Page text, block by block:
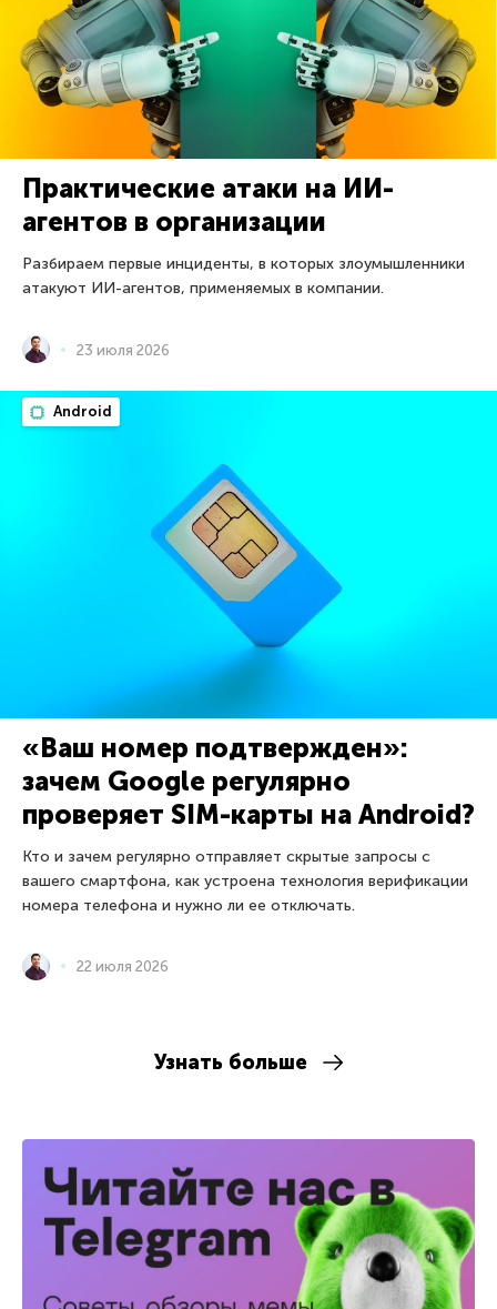
Практические атаки на ИИ-
агентов в организации
Разбираем первые инциденты, в которых злоумышленники
атакуют ИИ-агентов, применяемых в компании.
23 июля 2026
Android
«Ваш номер подтвержден»:
зачем Google регулярно
проверяет SIM-карты на Android?
Кто и зачем регулярно отправляет скрытые запросы с
вашего смартфона, как устроена технология верификации
номера телефона и нужно ли ее отключать.
22 июля 2026
Узнать больше